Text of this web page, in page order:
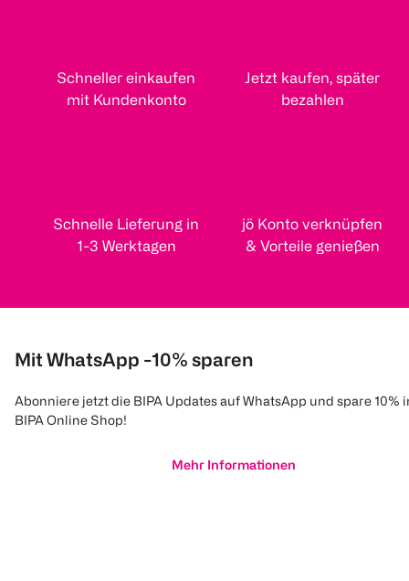
Schneller einkaufen
mit Kundenkonto
Jetzt kaufen, später
bezahlen
Schnelle Lieferung in
1-3 Werktagen
jö Konto verknüpfen
& Vorteile genießen
Mit WhatsApp -10% sparen
Abonniere jetzt die BIPA Updates auf WhatsApp und spare 10%
BIPA Online Shop!
Mehr Informationen